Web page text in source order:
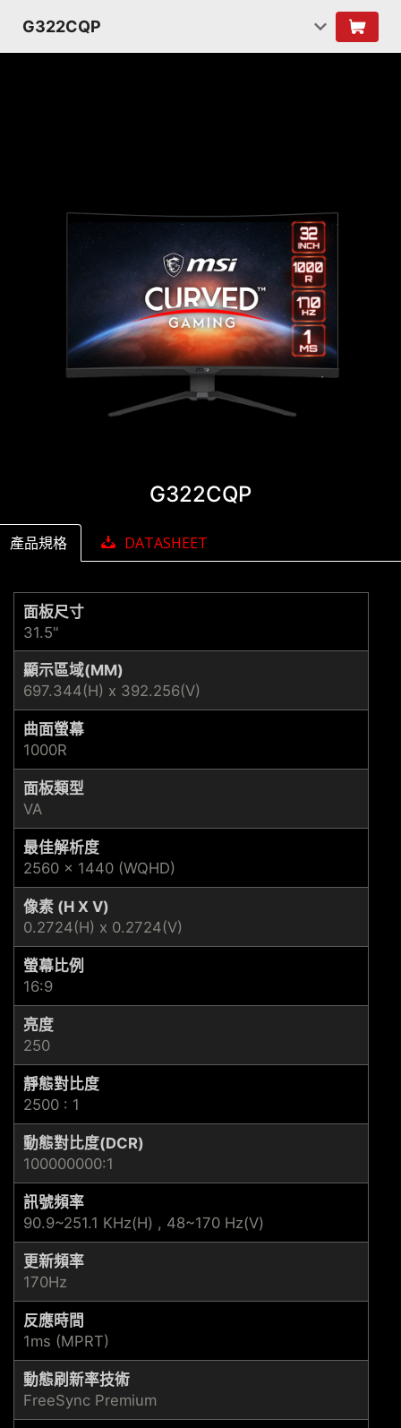
G322CQP
G322CQP
產品規格 DATASHEET
面板尺寸
31.5"
顯示區域(MM)
697.344(H) x 392.256(V)
曲面螢幕
1000R
面板類型
VA
最佳解析度
2560 x 1440 (WQHD)
像素 (H X V)
0.2724(H) x 0.2724(V)
螢幕比例
16:9
亮度
250
靜態對比度
2500 : 1
動態對比度(DCR)
100000000:1
訊號頻率
90.9~251.1 KHz(H) , 48~170 Hz(V)
更新頻率
170Hz
反應時間
1ms (MPRT)
動態刷新率技術
FreeSync Premium